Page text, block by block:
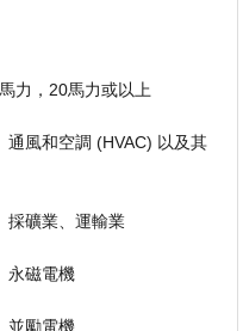
力，20馬力或以上
通風和空調 (HVAC) 以及其
採礦業、運輸業
永磁電機
並勵電機